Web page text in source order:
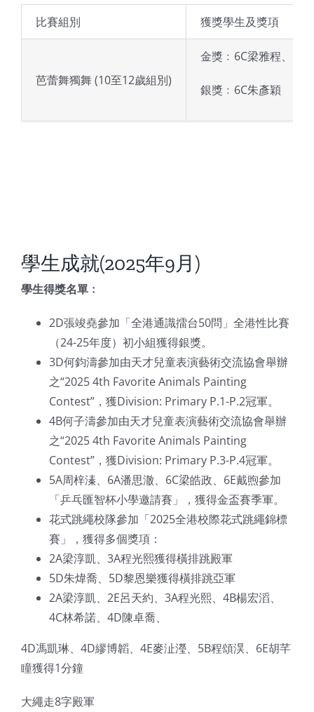
比賽組別 獲獎學生及獎項
芭蕾舞獨舞 (10至12歲組別)
金獎﹕6C梁雅程、6E
銀獎﹕6C朱彥穎
學生成就(2025年9月)
學生得獎名單﹕
2D張竣堯參加「全港通識擂台50問」全港性比賽
（24-25年度）初小組獲得銀獎。
3D何鈞濤參加由天才兒童表演藝術交流協會舉辦
之“2025 4th Favorite Animals Painting
Contest”，獲Division: Primary P.1-P.2冠軍。
4B何子濤參加由天才兒童表演藝術交流協會舉辦
之“2025 4th Favorite Animals Painting
Contest”，獲Division: Primary P.3-P.4冠軍。
5A周梓溱、6A潘思澈、6C梁皓政、6E戴煦參加
「乒乓匯智杯小學邀請賽」，獲得金盃賽季軍。
花式跳繩校隊參加「2025全港校際花式跳繩錦標
賽」，獲得多個獎項：
2A梁淳凱、3A程光熙獲得橫排跳殿軍
5D朱煒喬、5D黎恩樂獲得橫排跳亞軍
2A梁淳凱、2E呂天約、3A程光熙、4B楊宏滔、
4C林希諾、4D陳卓喬、
4D馮凱琳、4D繆博韜、4E麥沚瀅、5B程頌淏、6E胡芊
瞳獲得1分鐘
大繩走8字殿軍